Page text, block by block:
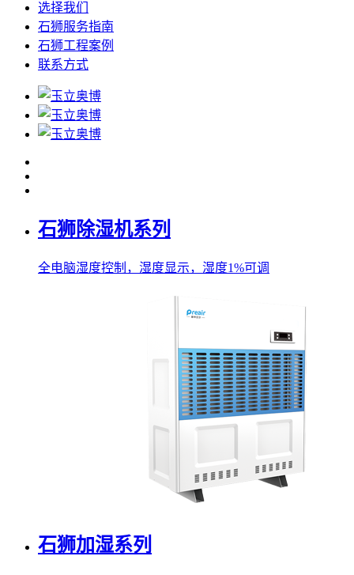
选择我们
石狮服务指南
石狮工程案例
联系方式
石狮除湿机系列
全电脑湿度控制，湿度显示，湿度1%可调
石狮加湿系列